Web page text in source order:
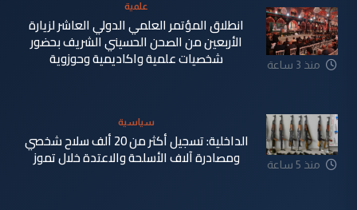
منذ 3 ساعة
علمية
انطلاق المؤتمر العلمي الدولي العاشر لزيارة
الأربعين من الصحن الحسيني الشريف بحضور
شخصيات علمية واكاديمية وحوزوية
منذ 5 ساعة
سياسية
الداخلية: تسجيل أكثر من 20 ألف سلاح شخصي
ومصادرة آلاف الأسلحة والاعتدة خلال تموز